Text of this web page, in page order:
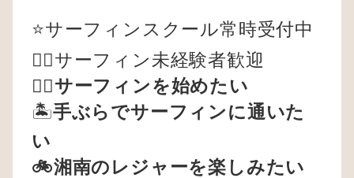
⭐️サーフィンスクール常時受付中
🏄‍♂️サーフィン未経験者歓迎
🏄‍♀️サーフィンを始めたい
🏝️手ぶらでサーフィンに通いた
い
🚲湘南のレジャーを楽しみたい